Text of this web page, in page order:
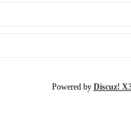
Powered by Discuz!